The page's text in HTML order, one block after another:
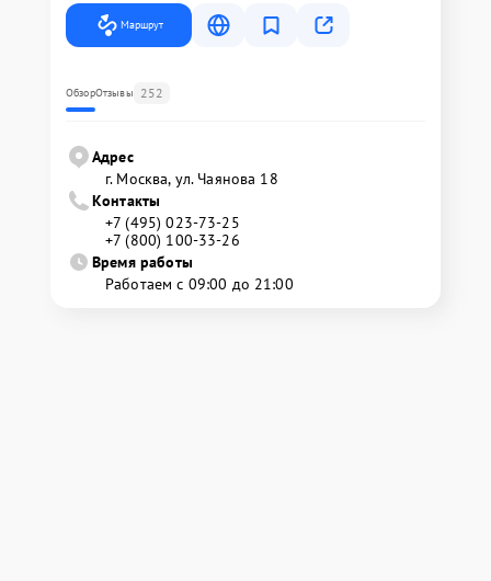
Маршрут
ОбзорОтзывы 252
Адрес
г. Москва, ул. Чаянова 18
Контакты
+7 (495) 023-73-25
+7 (800) 100-33-26
Время работы
Работаем с 09:00 до 21:00